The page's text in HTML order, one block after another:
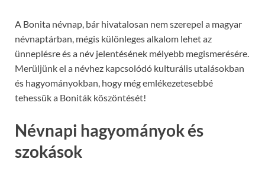
A Bonita névnap, bár hivatalosan nem szerepel a magyar
névnaptárban, mégis különleges alkalom lehet az
ünneplésre és a név jelentésének mélyebb megismerésére.
Merüljünk el a névhez kapcsolódó kulturális utalásokban
és hagyományokban, hogy még emlékezetesebbé
tehessük a Boniták köszöntését!
Névnapi hagyományok és
szokások